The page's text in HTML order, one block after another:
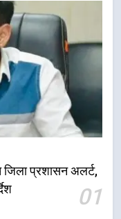
जिला प्रशासन अलर्ट,
01
सुरक्षा प्राथमिकता:
और स्वास्थ्य सेवाओं के